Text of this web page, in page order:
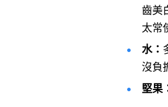
齒美
太常
水：
沒負
堅果